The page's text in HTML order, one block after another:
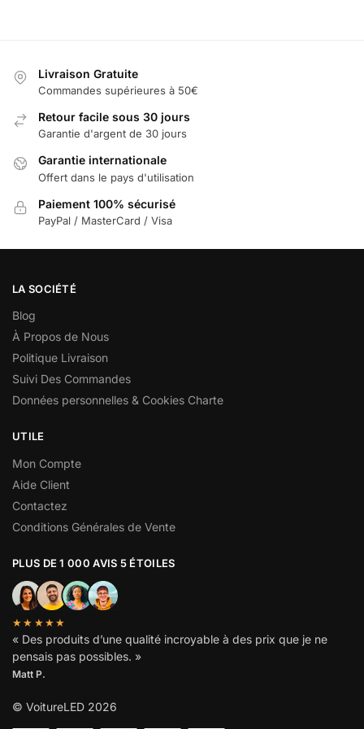
Livraison Gratuite
Commandes supérieures à 50€
Retour facile sous 30 jours
Garantie d'argent de 30 jours
Garantie internationale
Offert dans le pays d'utilisation
Paiement 100% sécurisé
PayPal / MasterCard / Visa
LA SOCIÉTÉ
Blog
À Propos de Nous
Politique Livraison
Suivi Des Commandes
Données personnelles & Cookies Charte
UTILE
Mon Compte
Aide Client
Contactez
Conditions Générales de Vente
PLUS DE 1 000 AVIS 5 ÉTOILES
★★★★★
« Des produits d’une qualité incroyable à des prix que je ne
pensais pas possibles. »
Matt P.
© VoitureLED 2026